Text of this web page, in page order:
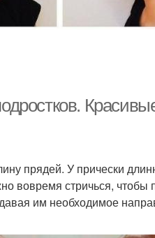
прядей. У прически
вовремя стричься,
им необходимое